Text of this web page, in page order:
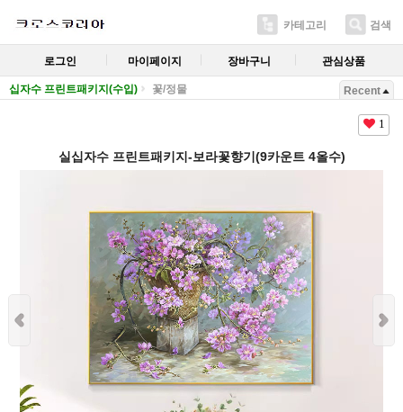
카테고리 검색
로그인 마이페이지 장바구니 관심상품
십자수 프린트패키지(수입) 꽃/정물 Recent
1
실십자수 프린트패키지-보라꽃향기(9카운트 4올수)